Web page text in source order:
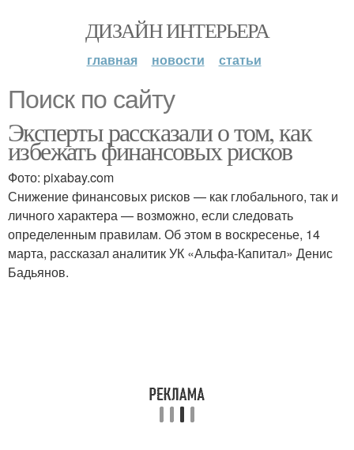
ДИЗАЙН ИНТЕРЬЕРА
главная новости статьи
Поиск по сайту
Эксперты рассказали о том, как
избежать финансовых рисков
Фото: pixabay.com
Снижение финансовых рисков — как глобального, так и
личного характера — возможно, если следовать
определенным правилам. Об этом в воскресенье, 14
марта, рассказал аналитик УК «Альфа-Капитал» Денис
Бадьянов.